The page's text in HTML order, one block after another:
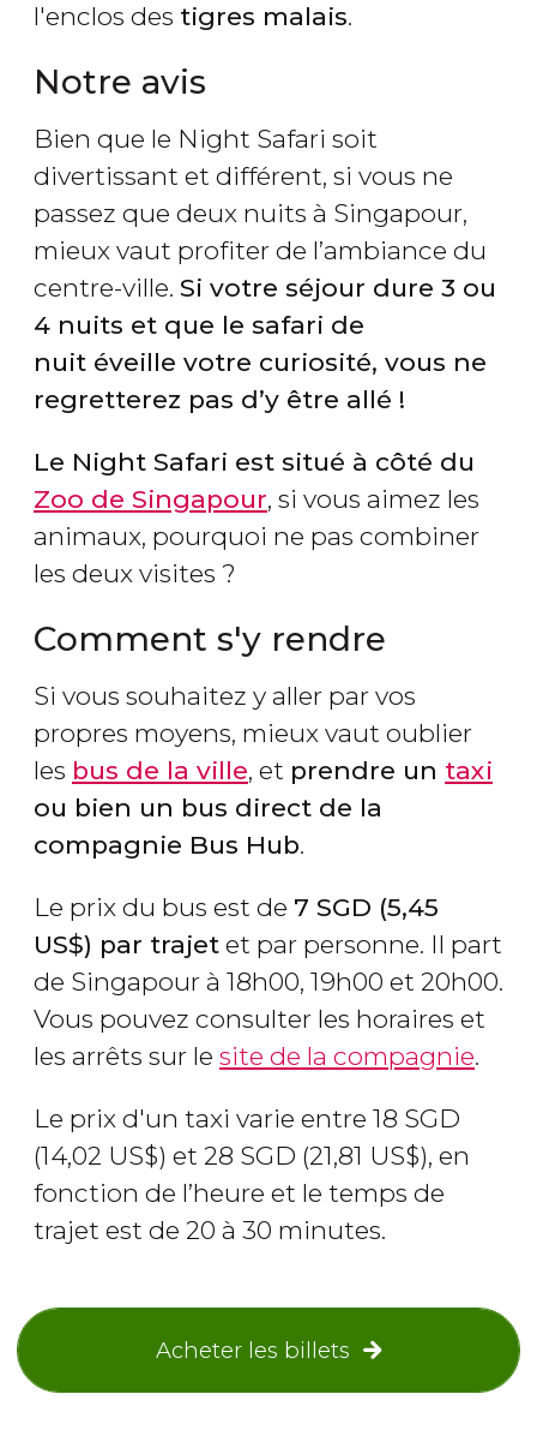
l'enclos des tigres malais.
Notre avis
Bien que le Night Safari soit
divertissant et différent, si vous ne
passez que deux nuits à Singapour,
mieux vaut profiter de l’ambiance du
centre-ville. Si votre séjour dure 3 ou
4 nuits et que le safari de
nuit éveille votre curiosité, vous ne
regretterez pas d’y être allé !
Le Night Safari est situé à côté du
Zoo de Singapour, si vous aimez les
animaux, pourquoi ne pas combiner
les deux visites ?
Comment s'y rendre
Si vous souhaitez y aller par vos
propres moyens, mieux vaut oublier
les bus de la ville, et prendre un taxi
ou bien un bus direct de la
compagnie Bus Hub.
Le prix du bus est de 7 SGD (5,45
US$) par trajet et par personne. Il part
de Singapour à 18h00, 19h00 et 20h00.
Vous pouvez consulter les horaires et
les arrêts sur le site de la compagnie.
Le prix d'un taxi varie entre 18 SGD
(14,02 US$) et 28 SGD (21,81 US$), en
fonction de l’heure et le temps de
trajet est de 20 à 30 minutes.
Acheter les billets